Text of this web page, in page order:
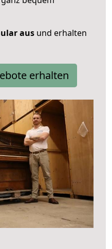
aus und erhalten
erhalten